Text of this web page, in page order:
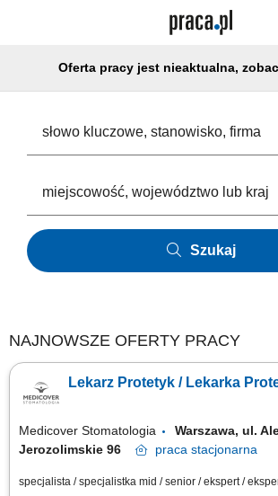
Oferta pracy jest nieaktualna,
Szukaj
NAJNOWSZE OFERTY PRACY
Lekarz Protetyk / Lekarka
Medicover Stomatologia
Warszawa, ul.
Jerozolimskie 96
praca stacjonarna
specjalista / specjalistka mid / senior / ekspert /